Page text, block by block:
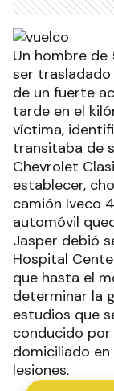
Un hombre de
ser trasladado
de un fuerte
tarde en el
víctima,
transitaba de
Chevrolet
establecer,
camión Iveco
automóvil
Jasper debió
Hospital
que hasta el
determinar la
estudios que
conducido
domiciliado
lesiones.